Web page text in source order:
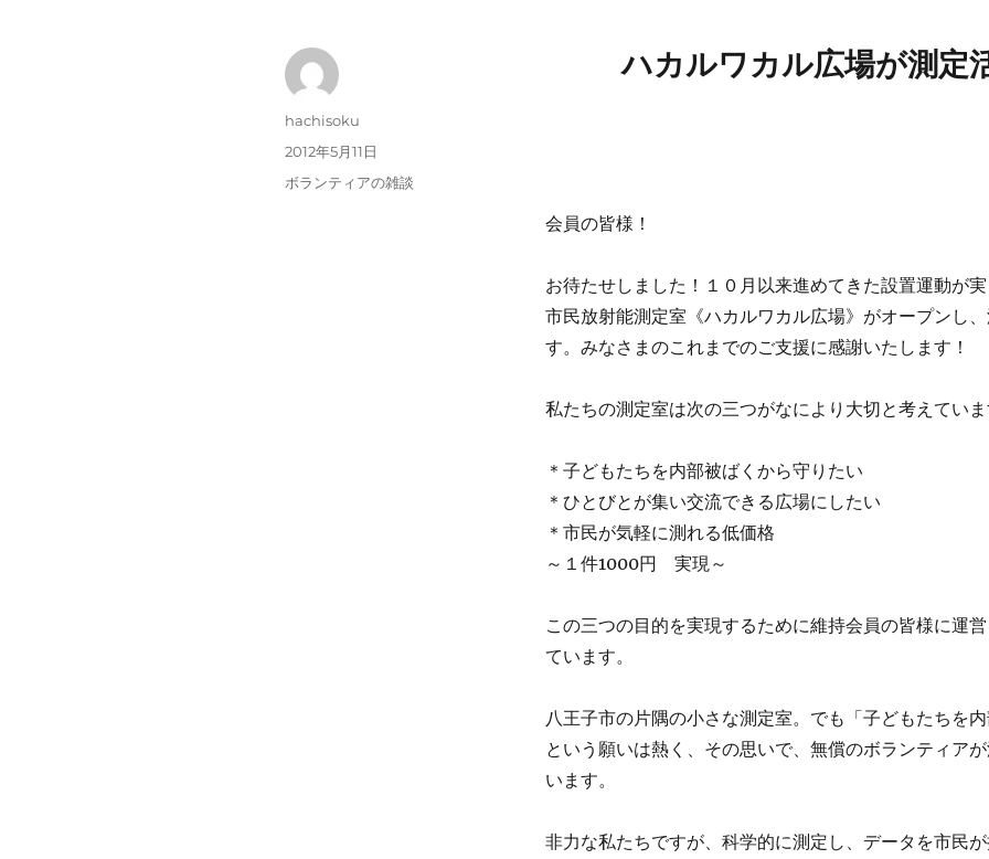
ハカルワカル広場が測定
会員の皆様！
お待たせしました！１０月以来進めてきた設置運動が
市民放射能測定室《ハカルワカル広場》がオープンし
す。みなさまのこれまでのご支援に感謝いたします！
私たちの測定室は次の三つがなにより大切と考えてい
＊子どもたちを内部被ばくから守りたい
＊ひとびとが集い交流できる広場にしたい
＊市民が気軽に測れる低価格
～１件1000円 実現～
この三つの目的を実現するために維持会員の皆様に運
ています。
八王子市の片隅の小さな測定室。でも「子どもたちを
という願いは熱く、その思いで、無償のボランティア
います。
非力な私たちですが、科学的に測定し、データを市民
投
hachisoku
投
稿
日:
2012年5月11日
カ
ボランティアの雑談